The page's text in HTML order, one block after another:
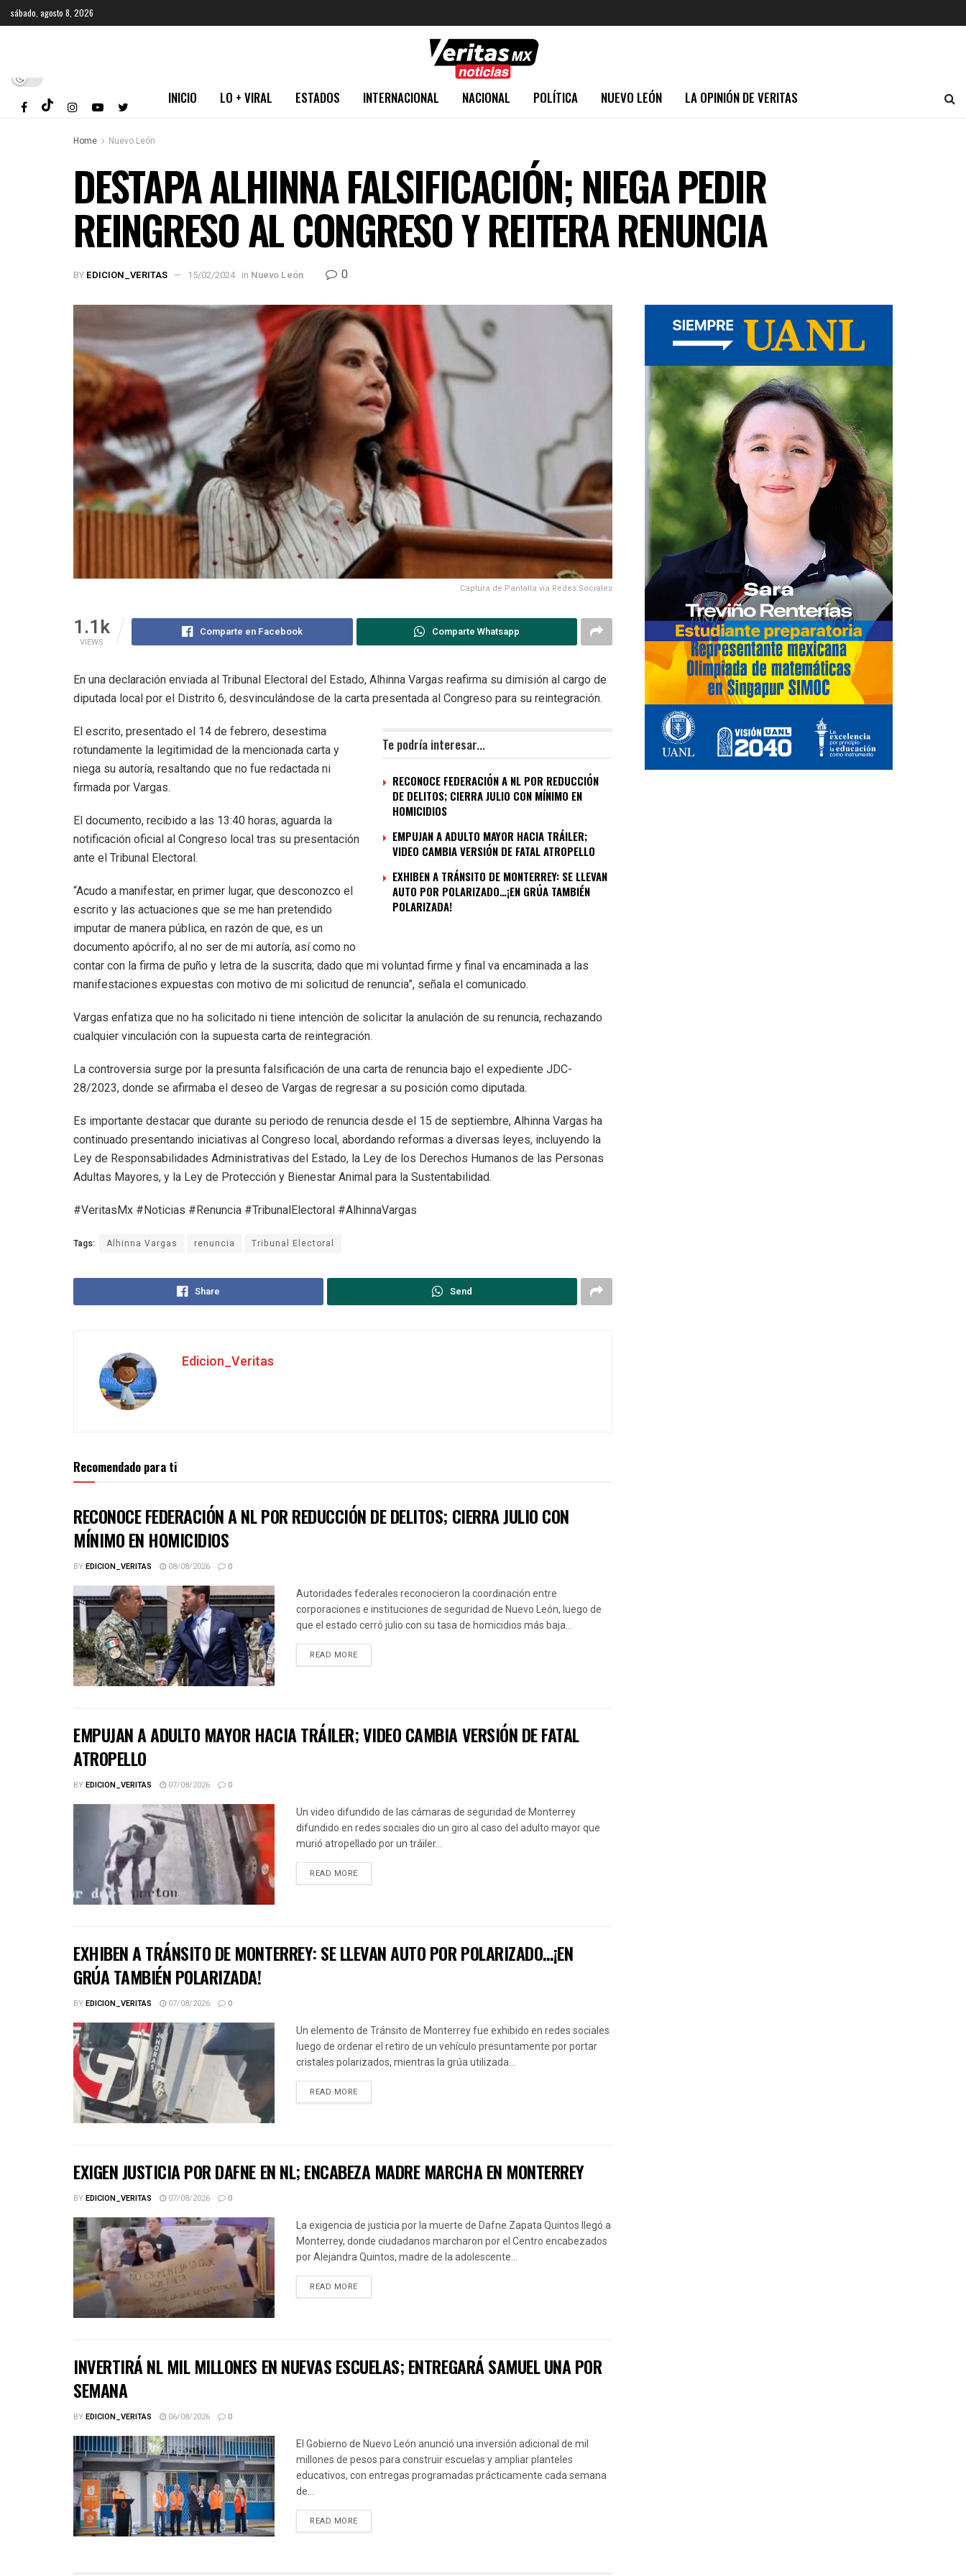
sábado, agosto 8, 2026
INICIO LO + VIRAL ESTADOS INTERNACIONAL NACIONAL POLÍTICA NUEVO LEÓN LA OPINIÓN DE VERITAS
Home Nuevo León
DESTAPA ALHINNA FALSIFICACIÓN; NIEGA PEDIR
REINGRESO AL CONGRESO Y REITERA RENUNCIA
BY EDICION_VERITAS 15/02/2024 in Nuevo León 0
Captura de Pantalla vía Redes Sociales
1.1k
VIEWS
Comparte en Facebook Comparte Whatsapp
En una declaración enviada al Tribunal Electoral del Estado, Alhinna Vargas reafirma su dimisión al cargo de
diputada local por el Distrito 6, desvinculándose de la carta presentada al Congreso para su reintegración.
Te podría interesar...
RECONOCE FEDERACIÓN A NL POR REDUCCIÓN
DE DELITOS; CIERRA JULIO CON MÍNIMO EN
HOMICIDIOS
EMPUJAN A ADULTO MAYOR HACIA TRÁILER;
VIDEO CAMBIA VERSIÓN DE FATAL ATROPELLO
EXHIBEN A TRÁNSITO DE MONTERREY: SE LLEVAN
AUTO POR POLARIZADO…¡EN GRÚA TAMBIÉN
POLARIZADA!
El escrito, presentado el 14 de febrero, desestima
rotundamente la legitimidad de la mencionada carta y
niega su autoría, resaltando que no fue redactada ni
firmada por Vargas.
El documento, recibido a las 13:40 horas, aguarda la
notificación oficial al Congreso local tras su presentación
ante el Tribunal Electoral.
“Acudo a manifestar, en primer lugar, que desconozco el
escrito y las actuaciones que se me han pretendido
imputar de manera pública, en razón de que, es un
documento apócrifo, al no ser de mi autoría, así como no
contar con la firma de puño y letra de la suscrita; dado que mi voluntad firme y final va encaminada a las
manifestaciones expuestas con motivo de mi solicitud de renuncia”, señala el comunicado.
Vargas enfatiza que no ha solicitado ni tiene intención de solicitar la anulación de su renuncia, rechazando
cualquier vinculación con la supuesta carta de reintegración.
La controversia surge por la presunta falsificación de una carta de renuncia bajo el expediente JDC-
28/2023, donde se afirmaba el deseo de Vargas de regresar a su posición como diputada.
Es importante destacar que durante su periodo de renuncia desde el 15 de septiembre, Alhinna Vargas ha
continuado presentando iniciativas al Congreso local, abordando reformas a diversas leyes, incluyendo la
Ley de Responsabilidades Administrativas del Estado, la Ley de los Derechos Humanos de las Personas
Adultas Mayores, y la Ley de Protección y Bienestar Animal para la Sustentabilidad.
#VeritasMx #Noticias #Renuncia #TribunalElectoral #AlhinnaVargas
Tags: Alhinna Vargas renuncia Tribunal Electoral
Share Send
Edicion_Veritas
Recomendado para ti
RECONOCE FEDERACIÓN A NL POR REDUCCIÓN DE DELITOS; CIERRA JULIO CON
MÍNIMO EN HOMICIDIOS
BYEDICION_VERITAS 08/08/2026 0
Autoridades federales reconocieron la coordinación entre
corporaciones e instituciones de seguridad de Nuevo León, luego de
que el estado cerró julio con su tasa de homicidios más baja...
READ MORE
EMPUJAN A ADULTO MAYOR HACIA TRÁILER; VIDEO CAMBIA VERSIÓN DE FATAL
ATROPELLO
BYEDICION_VERITAS 07/08/2026 0
Un video difundido de las cámaras de seguridad de Monterrey
difundido en redes sociales dio un giro al caso del adulto mayor que
murió atropellado por un tráiler...
READ MORE
EXHIBEN A TRÁNSITO DE MONTERREY: SE LLEVAN AUTO POR POLARIZADO…¡EN
GRÚA TAMBIÉN POLARIZADA!
BYEDICION_VERITAS 07/08/2026 0
Un elemento de Tránsito de Monterrey fue exhibido en redes sociales
luego de ordenar el retiro de un vehículo presuntamente por portar
cristales polarizados, mientras la grúa utilizada...
READ MORE
EXIGEN JUSTICIA POR DAFNE EN NL; ENCABEZA MADRE MARCHA EN MONTERREY
BYEDICION_VERITAS 07/08/2026 0
La exigencia de justicia por la muerte de Dafne Zapata Quintos llegó a
Monterrey, donde ciudadanos marcharon por el Centro encabezados
por Alejandra Quintos, madre de la adolescente...
READ MORE
INVERTIRÁ NL MIL MILLONES EN NUEVAS ESCUELAS; ENTREGARÁ SAMUEL UNA POR
SEMANA
BYEDICION_VERITAS 06/08/2026 0
El Gobierno de Nuevo León anunció una inversión adicional de mil
millones de pesos para construir escuelas y ampliar planteles
educativos, con entregas programadas prácticamente cada semana
de...
READ MORE